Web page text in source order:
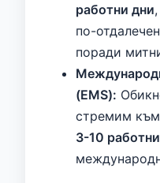
работни дни
по-
поради
(EMS):
стремим към
3-10